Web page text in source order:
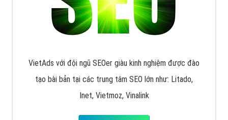
VietAds với đội ngũ SEOer giàu kinh nghiệm được đào
tạo bài bản tại các trung tâm SEO lớn như: Litado,
Inet, Vietmoz, Vinalink